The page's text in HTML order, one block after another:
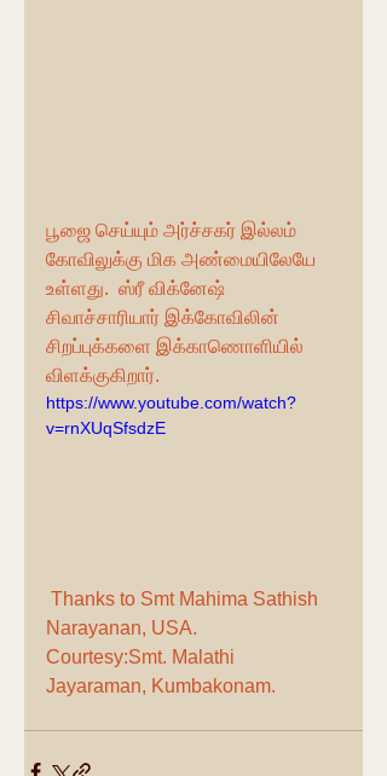
பூஜை செய்யும் அர்ச்சகர் இல்லம்
கோவிலுக்கு மிக அண்மையிலேயே
உள்ளது.  ஸ்ரீ விக்னேஷ்
சிவாச்சாரியார் இக்கோவிலின்
சிறப்புக்களை இக்காணொளியில்
விளக்குகிறார்.
https://www.youtube.com/watch?
v=rnXUqSfsdzE
Narayanan, USA.
Courtesy:Smt. Malathi
Jayaraman, Kumbakonam.